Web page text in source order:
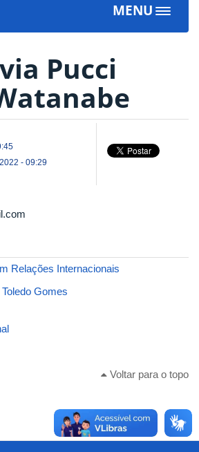
MENU
Toggle
Pucci
- 09:29
Relações Internacionais
Gomes
Voltar para o topo